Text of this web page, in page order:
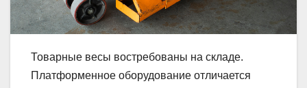
Товарные весы востребованы на складе.
Платформенное оборудование отличается